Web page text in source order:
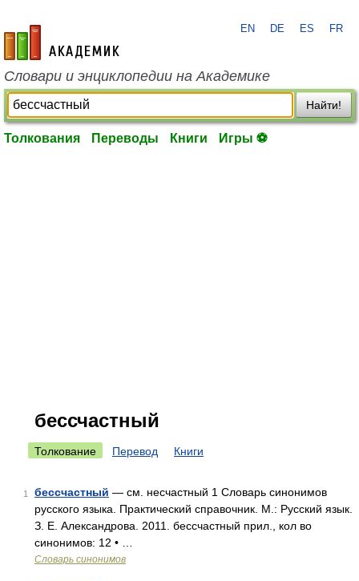
academic.ru
EN DE ES FR
Словари и энциклопедии на Академике
Найти!
Толкования Переводы Книги Игры ⚽
бессчастный
Толкование Перевод Книги
1 бессчастный — см. несчастный 1 Словарь синонимов
русского языка. Практический справочник. М.: Русский язык.
З. Е. Александрова. 2011. бессчастный прил., кол во
синонимов: 12 • …
Словарь синонимов